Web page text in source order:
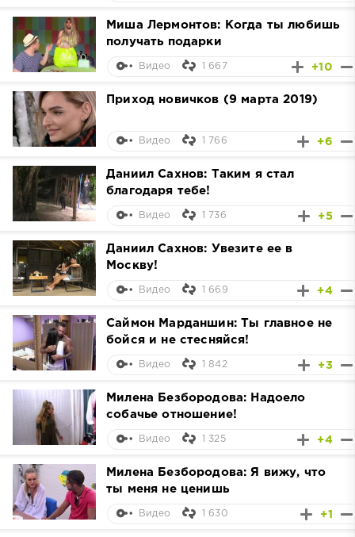
Миша Лермонтов: Когда ты любишь
получать подарки
+10
Видео 1 667
Приход новичков (9 марта 2019)
+6
Видео 1 766
Даниил Сахнов: Таким я стал
благодаря тебе!
+5
Видео 1 736
Даниил Сахнов: Увезите ее в
Москву!
+4
Видео 1 669
Саймон Марданшин: Ты главное не
бойся и не стесняйся!
+3
Видео 1 842
Милена Безбородова: Надоело
собачье отношение!
+4
Видео 1 325
Милена Безбородова: Я вижу, что
ты меня не ценишь
+1
Видео 1 630